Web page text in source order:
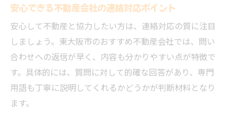
安心できる不動産会社の連絡対応ポイント
安心して不動産と協力したい方は、連絡対応の質に注目
しましょう。東大阪市のおすすめ不動産会社では、問い
合わせへの返信が早く、内容も分かりやすい点が特徴で
す。具体的には、質問に対して的確な回答があり、専門
用語も丁寧に説明してくれるかどうかが判断材料となり
ます。